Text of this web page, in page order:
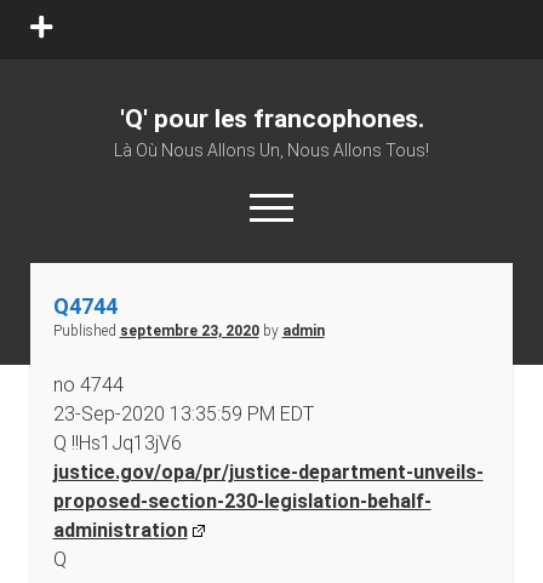
open
'Q' pour les francophones.
Là Où Nous Allons Un, Nous Allons Tous!
open
menu
Q4744
Published septembre 23, 2020by admin
no 4744
23-Sep-2020 13:35:59 PM EDT
Q !!Hs1Jq13jV6
justice.gov/opa/pr/justice-department-unveils-
proposed-section-230-legislation-behalf-
administration
Q